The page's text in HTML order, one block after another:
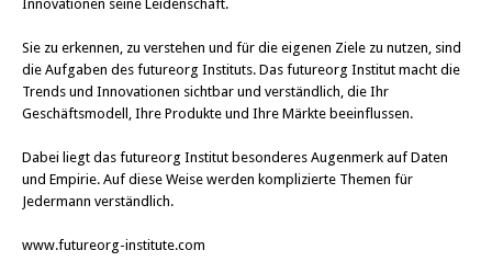
Innovationen seine Leidenschaft.
Sie zu erkennen, zu verstehen und für die eigenen Ziele zu nutzen, sind
die Aufgaben des futureorg Instituts. Das futureorg Institut macht die
Trends und Innovationen sichtbar und verständlich, die Ihr
Geschäftsmodell, Ihre Produkte und Ihre Märkte beeinflussen.
Dabei liegt das futureorg Institut besonderes Augenmerk auf Daten
und Empirie. Auf diese Weise werden komplizierte Themen für
Jedermann verständlich.
www.futureorg-institute.com